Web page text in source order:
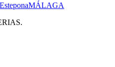
EsteponaMÁLAGA